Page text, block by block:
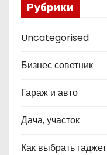
Рубрики
Uncategorised
Бизнес советник
Гараж и авто
Дача, участок
Как выбрать гаджет